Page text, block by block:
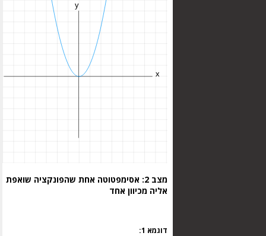
מצב 2: אסימפטוטה אחת שהפונקציה שואפת
אליה מכיוון אחד
דוגמא 1: